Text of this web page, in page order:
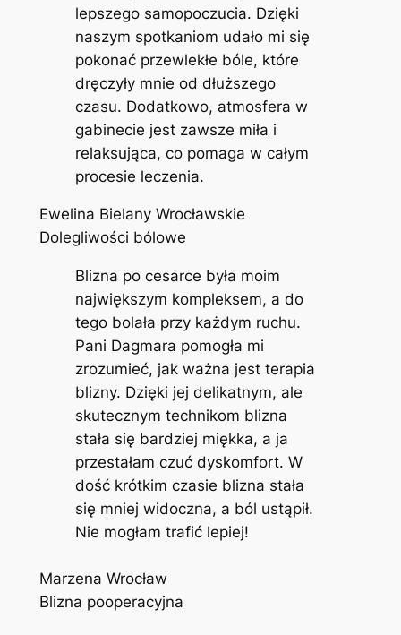
lepszego samopoczucia. Dzięki
naszym spotkaniom udało mi się
pokonać przewlekłe bóle, które
dręczyły mnie od dłuższego
czasu. Dodatkowo, atmosfera w
gabinecie jest zawsze miła i
relaksująca, co pomaga w całym
procesie leczenia.
Ewelina Bielany Wrocławskie
Dolegliwości bólowe
Blizna po cesarce była moim
największym kompleksem, a do
tego bolała przy każdym ruchu.
Pani Dagmara pomogła mi
zrozumieć, jak ważna jest terapia
blizny. Dzięki jej delikatnym, ale
skutecznym technikom blizna
stała się bardziej miękka, a ja
przestałam czuć dyskomfort. W
dość krótkim czasie blizna stała
się mniej widoczna, a ból ustąpił.
Nie mogłam trafić lepiej!
Marzena Wrocław
Blizna pooperacyjna